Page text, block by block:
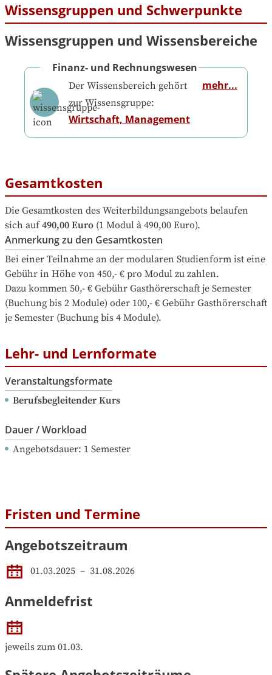
Wissensgruppen und Schwerpunkte
Wissensgruppen und Wissensbereiche
Finanz- und Rechnungswesen
Der Wissensbereich gehört
zur Wissensgruppe:
Wirtschaft, Management
mehr...
Gesamtkosten
Die Gesamtkosten des Weiterbildungsangebots belaufen
sich auf 490,00 Euro (1 Modul à 490,00 Euro).
Anmerkung zu den Gesamtkosten
Bei einer Teilnahme an der modularen Studienform ist eine
Gebühr in Höhe von 450,- € pro Modul zu zahlen.
Dazu kommen 50,- € Gebühr Gasthörerschaft je Semester
(Buchung bis 2 Module) oder 100,- € Gebühr Gasthörerschaft
je Semester (Buchung bis 4 Module).
Lehr- und Lernformate
Veranstaltungsformate
Berufsbegleitender Kurs
Dauer / Workload
Angebotsdauer: 1 Semester
Fristen und Termine
Angebotszeitraum
01.03.2025 – 31.08.2026
Anmeldefrist
jeweils zum 01.03.